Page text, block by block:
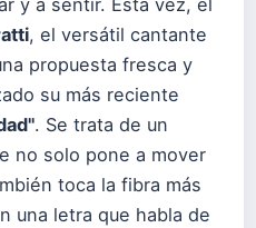
y a sentir. Esta vez, el
, el versátil cantante
propuesta fresca y
su más reciente
. Se trata de un
no solo pone a mover
toca la fibra más
una letra que habla de